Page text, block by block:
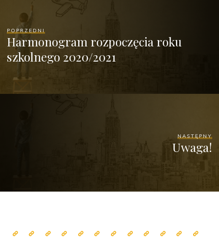
POPRZEDNI
Harmonogram rozpoczęcia roku
szkolnego 2020/2021
NASTĘPNY
Uwaga!